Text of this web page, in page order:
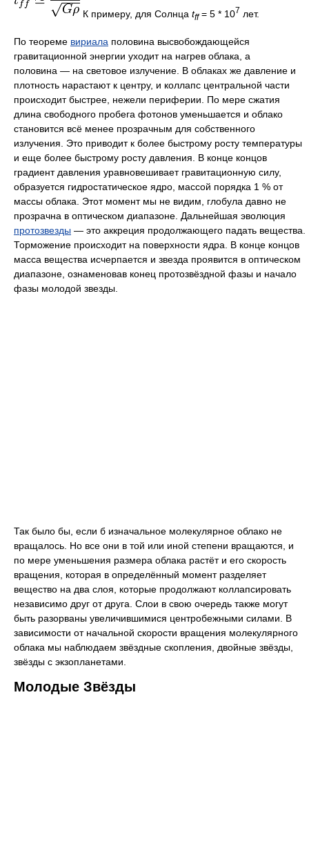
К примеру, для Солнца tff= 5 * 107 лет.
По теореме вириала половина высвобождающейся
гравитационной энергии уходит на нагрев облака, а
половина — на световое излучение. В облаках же давление и
плотность нарастают к центру, и коллапс центральной части
происходит быстрее, нежели периферии. По мере сжатия
длина свободного пробега фотонов уменьшается и облако
становится всё менее прозрачным для собственного
излучения. Это приводит к более быстрому росту температуры
и еще более быстрому росту давления. В конце концов
градиент давления уравновешивает гравитационную силу,
образуется гидростатическое ядро, массой порядка 1 % от
массы облака. Этот момент мы не видим, глобула давно не
прозрачна в оптическом диапазоне. Дальнейшая эволюция
протозвезды — это аккреция продолжающего падать вещества.
Торможение происходит на поверхности ядра. В конце концов
масса вещества исчерпается и звезда проявится в оптическом
диапазоне, ознаменовав конец протозвёздной фазы и начало
фазы молодой звезды.
Так было бы, если б изначальное молекулярное облако не
вращалось. Но все они в той или иной степени вращаются, и
по мере уменьшения размера облака растёт и его скорость
вращения, которая в определённый момент разделяет
вещество на два слоя, которые продолжают коллапсировать
независимо друг от друга. Слои в свою очередь также могут
быть разорваны увеличившимися центробежными силами. В
зависимости от начальной скорости вращения молекулярного
облака мы наблюдаем звёздные скопления, двойные звёзды,
звёзды с экзопланетами.
Молодые Звёзды